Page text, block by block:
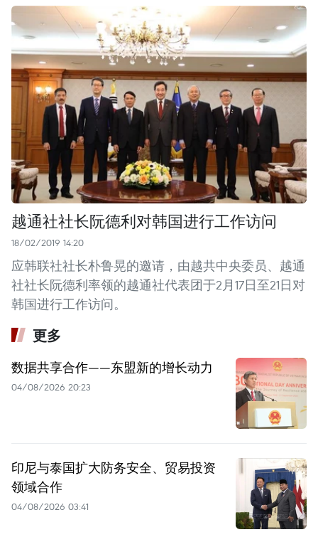
越通社社长阮德利对韩国进行工作访问
18/02/2019 14:20
应韩联社社长朴鲁晃的邀请，由越共中央委员、越通
社社长阮德利率领的越通社代表团于2月17日至21日对
韩国进行工作访问。
更多
数据共享合作——东盟新的增长动力
04/08/2026 20:23
印尼与泰国扩大防务安全、贸易投资
领域合作
04/08/2026 03:41